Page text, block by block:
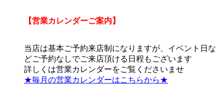
【営業カレンダーご案内】
当店は基本ご予約来店制になりますが、イベント日な
どご予約なしでご来店頂ける日程もございます
詳しくは営業カレンダーをご覧くださいませ
★毎月の営業カレンダーはこちらから★